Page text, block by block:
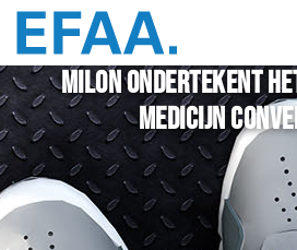
Milon ondertekent het
Medicijn